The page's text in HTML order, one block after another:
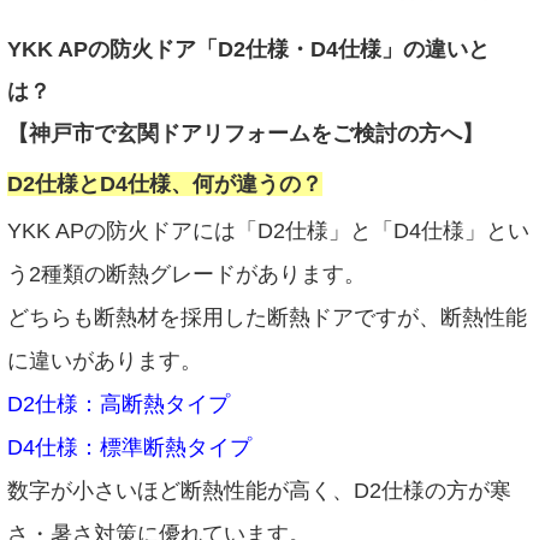
YKK APの防火ドア「D2仕様・D4仕様」の違いと
は？
【神戸市で玄関ドアリフォームをご検討の方へ】
D2仕様とD4仕様、何が違うの？
YKK APの防火ドアには「D2仕様」と「D4仕様」とい
う2種類の断熱グレードがあります。
どちらも断熱材を採用した断熱ドアですが、断熱性能
に違いがあります。
D2仕様：高断熱タイプ
D4仕様：標準断熱タイプ
数字が小さいほど断熱性能が高く、D2仕様の方が寒
さ・暑さ対策に優れています。